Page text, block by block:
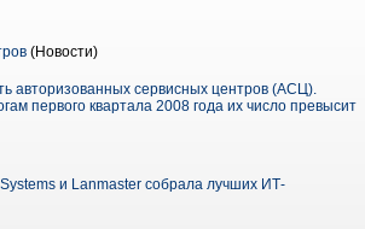
(Новости)
авторизованных сервисных центров (АСЦ).
первого квартала 2008 года их число превысит
и Lanmaster собрала лучших ИТ-